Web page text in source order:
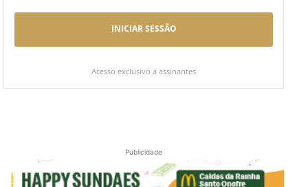
INICIAR SESSÃO
Acesso exclusivo a assinantes
Publicidade